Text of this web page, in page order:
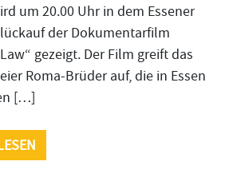
um 20.00 Uhr in dem Essener
der Dokumentarfilm
gezeigt. Der Film greift das
Roma-Brüder auf, die in Essen
[…]